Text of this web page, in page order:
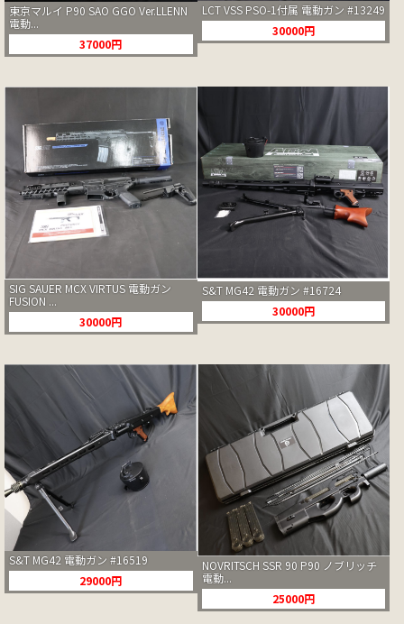
東京マルイ P90 SAO GGO Ver.LLENN
電動...
37000円
LCT VSS PSO-1付属 電動ガン #13249
30000円
SIG SAUER MCX VIRTUS 電動ガン
FUSION ...
30000円
S&T MG42 電動ガン #16724
30000円
S&T MG42 電動ガン #16519
29000円
NOVRITSCH SSR 90 P90 ノブリッチ
電動...
25000円